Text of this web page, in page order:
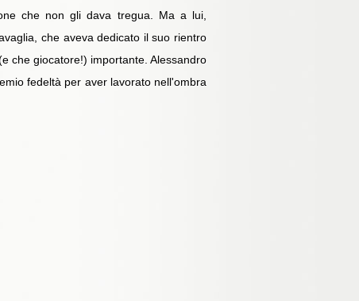
che non gli dava tregua. Ma a lui,
che aveva dedicato il suo rientro
che giocatore!) importante. Alessandro
fedeltà per aver lavorato nell'ombra